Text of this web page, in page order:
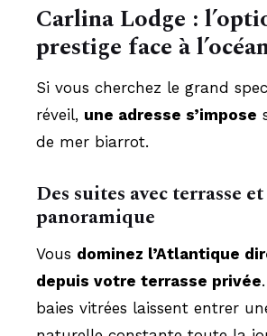
Carlina Lodge :
prestige face à
Si vous cherchez le grand
réveil, une adresse s’impose
de mer biarrot.
Des suites avec terrasse
panoramique
Vous dominez l’Atlantique
depuis votre terrasse privée
baies vitrées laissent entrer